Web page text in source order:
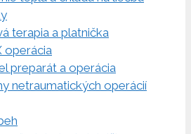
terapia a platnička
operácia
preparát a operácia
netraumatických operácií